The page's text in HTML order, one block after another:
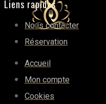
Liens rapides
Nous contacter
Réservation
Accueil
Mon compte
Cookies